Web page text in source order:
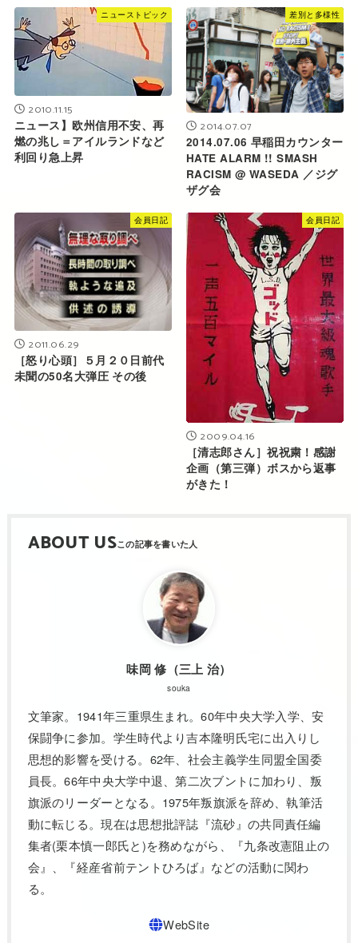
ニューストピック
2010.11.15
ニュース】欧州信用不安、再
燃の兆し＝アイルランドなど
利回り急上昇
差別と多様性
2014.07.07
2014.07.06 早稲田カウンター
HATE ALARM !! SMASH
RACISM @ WASEDA ／ジグ
ザグ会
会員日記
2011.06.29
［怒り心頭］５月２０日前代
未聞の50名大弾圧 その後
会員日記
2009.04.16
［清志郎さん］祝祝粛！感謝
企画（第三弾）ボスから返事
がきた！
ABOUT US
味岡 修（三上 治）
souka
文筆家。1941年三重県生まれ。60年中央大学入学、安
保闘争に参加。学生時代より吉本隆明氏宅に出入りし
思想的影響を受ける。62年、社会主義学生同盟全国委
員長。66年中央大学中退、第二次ブントに加わり、叛
旗派のリーダーとなる。1975年叛旗派を辞め、執筆活
動に転じる。現在は思想批評誌『流砂』の共同責任編
集者(栗本慎一郎氏と)を務めながら、『九条改憲阻止の
会』、『経産省前テントひろば』などの活動に関わ
る。